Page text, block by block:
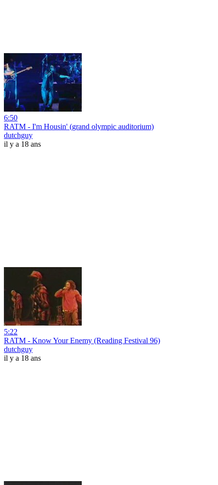
6:50
RATM - I'm Housin' (grand olympic auditorium)
dutchguy
il y a 18 ans
5:22
RATM - Know Your Enemy (Reading Festival 96)
dutchguy
il y a 18 ans